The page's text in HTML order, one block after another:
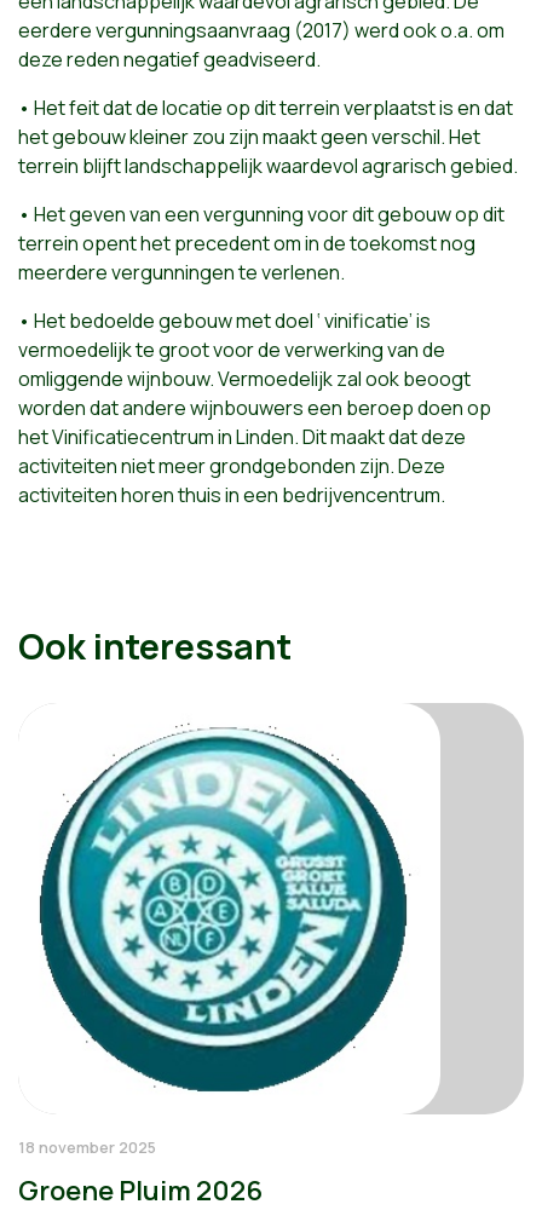
eerdere vergunningsaanvraag (2017) werd ook o.a. om
deze reden negatief geadviseerd.
• Het feit dat de locatie op dit terrein verplaatst is en dat
het gebouw kleiner zou zijn maakt geen verschil. Het
terrein blijft landschappelijk waardevol agrarisch gebied.
• Het geven van een vergunning voor dit gebouw op dit
terrein opent het precedent om in de toekomst nog
meerdere vergunningen te verlenen.
• Het bedoelde gebouw met doel ‘ vinificatie’ is
vermoedelijk te groot voor de verwerking van de
omliggende wijnbouw. Vermoedelijk zal ook beoogt
worden dat andere wijnbouwers een beroep doen op
het Vinificatiecentrum in Linden. Dit maakt dat deze
activiteiten niet meer grondgebonden zijn. Deze
activiteiten horen thuis in een bedrijvencentrum.
Ook interessant
18 november 2025
Groene Pluim 2026